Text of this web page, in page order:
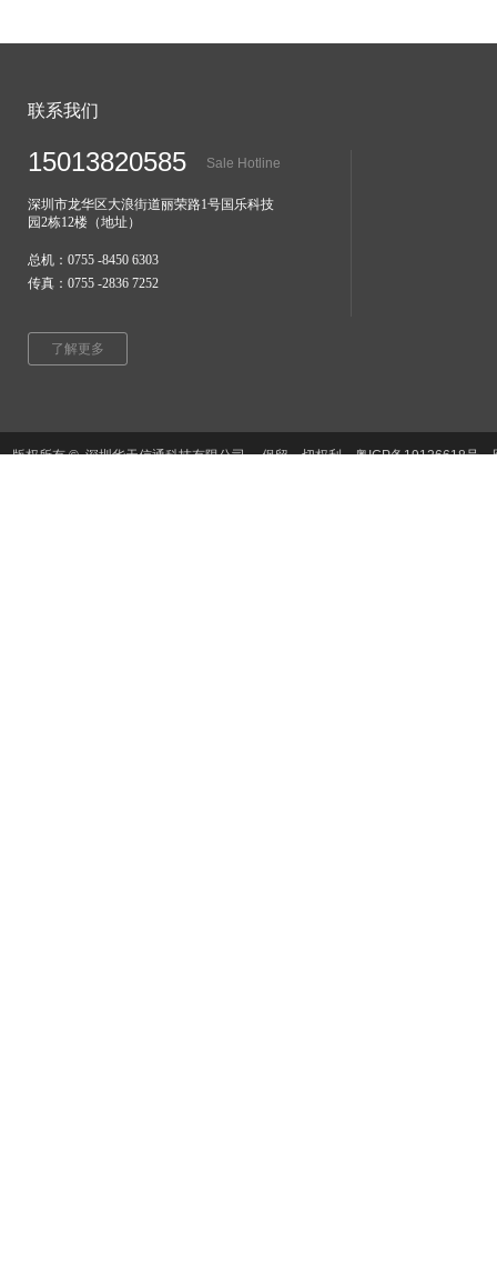
了解更多
Sale Hotline
15013820585
深圳市龙华区大浪街道丽荣路1号国乐科技
园2栋12楼（地址）
总机：0755 -8450 6303
传真：0755 -2836 7252
联系我们
版权所有 © 深圳华天信通科技有限公司 保留一切权利。粤ICP备19126618号